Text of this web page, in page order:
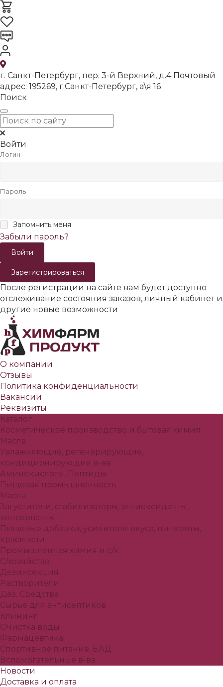
г. Санкт-Петербург, пер. 3-й Верхний, д.4 Почтовый
адрес: 195269, г.Санкт-Петербург, а\я 16
Поиск
Войти
Логин
Пароль
Запомнить меня
Забыли пароль?
Зарегистрироваться
После регистрации на сайте вам будет доступно
отслеживание состояния заказов, личный кабинет и
другие новые возможности
О компании
Отзывы
Политика конфиденциальности
Вакансии
Реквизиты
Каталог
Косметическое производство и бытовая химия
Масла
Увлажняющие, регенерирующие,
кондиционирующие в-ва
Аминокислоты, Пептиды
Пищевая промышленность
Масла
Загустители, стабилизаторы, антиоксиданты,
консерванты
Пищевые добавки, усилители вкуса, пигменты,
красители
Промышленная химия и с/х
С/хозяйство
Дезинсекция
Растворители
Дез. Средства
Сырье для антисептиков
Клининг
Очистка воды
Фармацевтика
Спортивное питание, БАД
Вспомогательные в-ва
Новости
Доставка и оплата